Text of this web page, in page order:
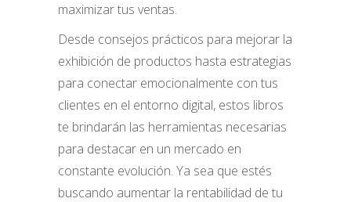
maximizar tus ventas.
Desde consejos prácticos para mejorar la
exhibición de productos hasta estrategias
para conectar emocionalmente con tus
clientes en el entorno digital, estos libros
te brindarán las herramientas necesarias
para destacar en un mercado en
constante evolución. Ya sea que estés
buscando aumentar la rentabilidad de tu